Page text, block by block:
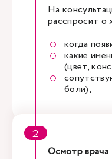
На
расспросит о
когда
какие
(цвет,
боли),
Осмотр врача